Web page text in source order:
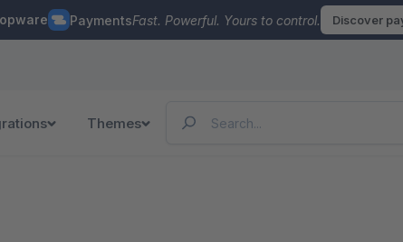
PaymentsFast. Powerful. Yours to control. Discover
Themes